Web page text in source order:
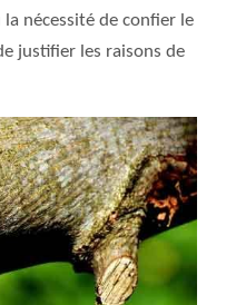
la nécessité de confier le
justifier les raisons de